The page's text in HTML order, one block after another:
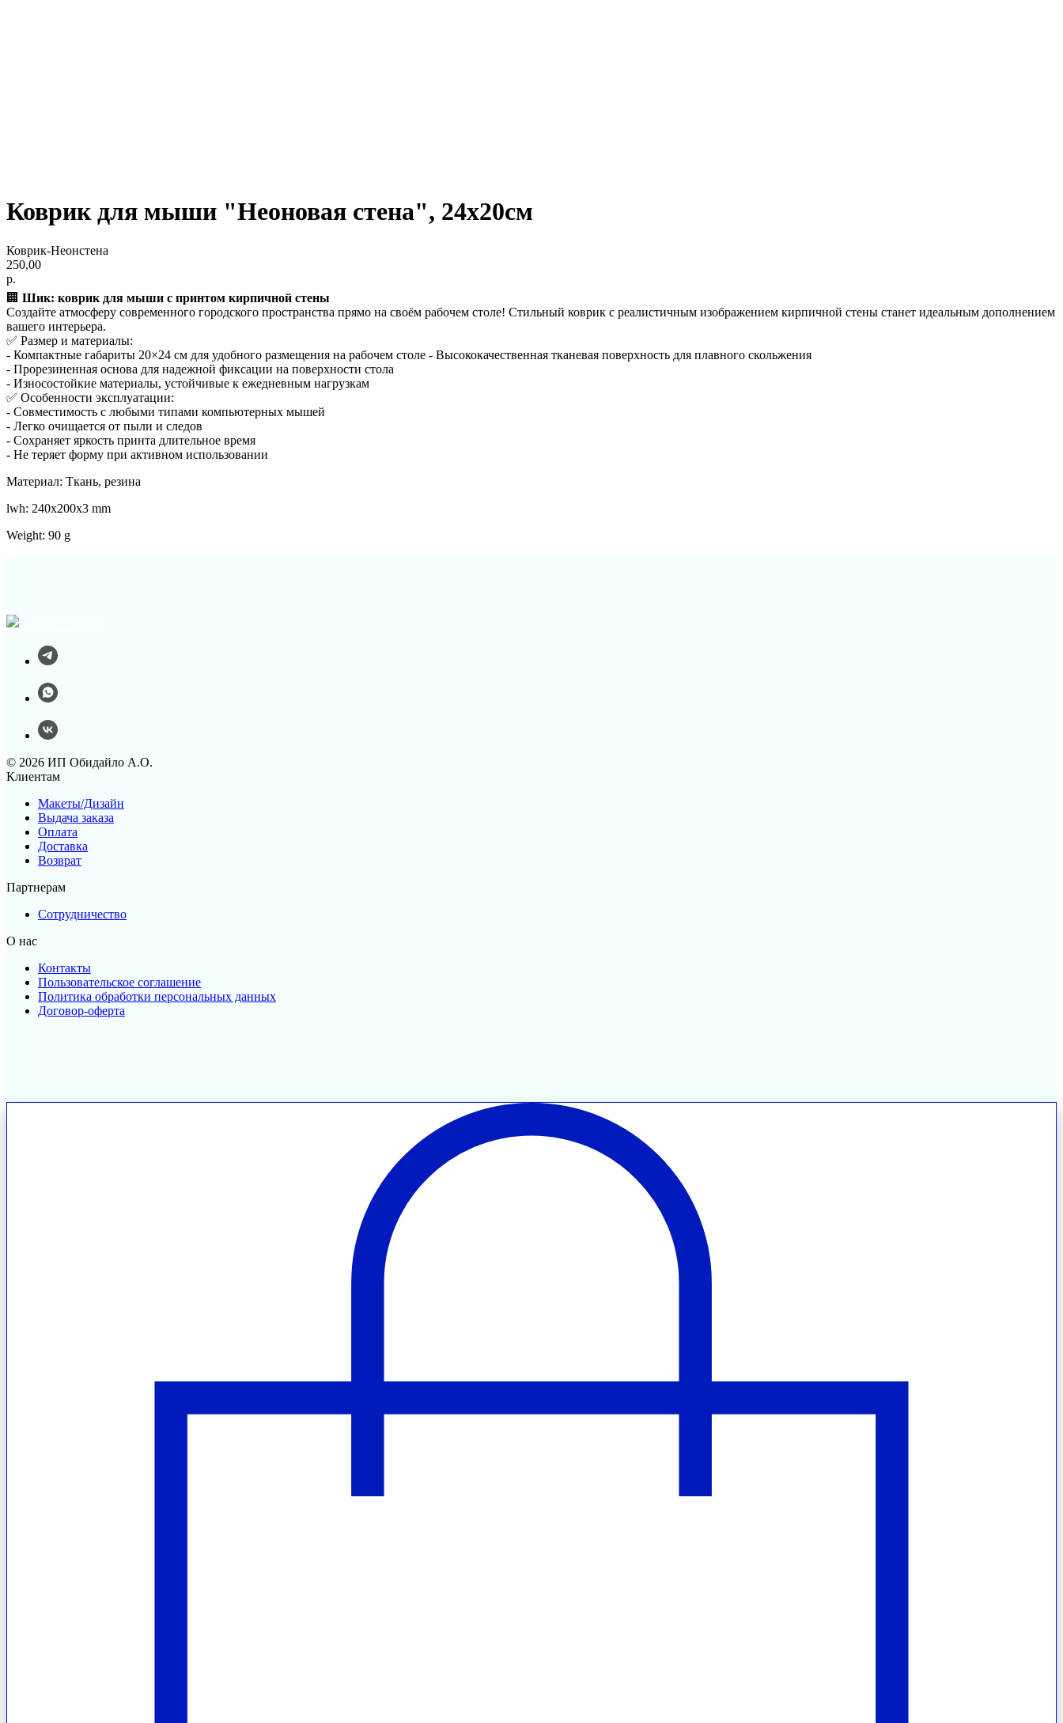
Коврик для мыши "Неоновая стена", 24х20см
Коврик-Неонстена
250,00
р.
🏢 Шик: коврик для мыши с принтом кирпичной стены
Создайте атмосферу современного городского пространства прямо на своём рабочем столе! Стильный коврик с реалистичным изображением кирпичной стены станет идеальным дополнением
вашего интерьера.
✅ Размер и материалы:
- Компактные габариты 20×24 см для удобного размещения на рабочем столе - Высококачественная тканевая поверхность для плавного скольжения
- Прорезиненная основа для надежной фиксации на поверхности стола
- Износостойкие материалы, устойчивые к ежедневным нагрузкам
✅ Особенности эксплуатации:
- Совместимость с любыми типами компьютерных мышей
- Легко очищается от пыли и следов
- Сохраняет яркость принта длительное время
- Не теряет форму при активном использовании
Материал: Ткань, резина
lwh: 240x200x3 mm
Weight: 90 g
© 2026 ИП Обидайло А.О.
Клиентам
Макеты/Дизайн
Выдача заказа
Оплата
Доставка
Возврат
Партнерам
Сотрудничество
О нас
Контакты
Пользовательское соглашение
Политика обработки персональных данных
Договор-оферта